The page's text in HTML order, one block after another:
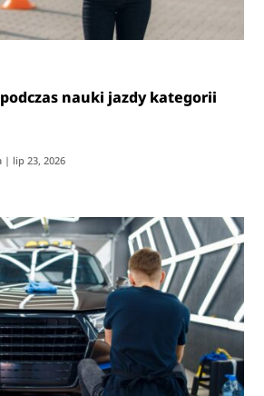
nauki jazdy kategorii
| lip 23, 2026